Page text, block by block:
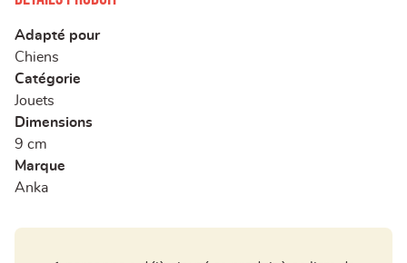
Adapté pour
Chiens
Catégorie
Jouets
Dimensions
9 cm
Marque
Anka